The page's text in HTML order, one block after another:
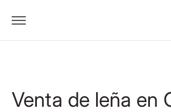
Venta de leña en